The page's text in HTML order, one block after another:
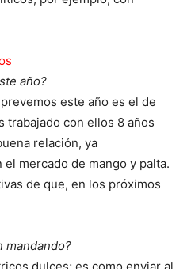
año?
este año es el de
trabajado con ellos 8 años
relación, ya
mercado de mango y palta.
de que, en los próximos
mandando?